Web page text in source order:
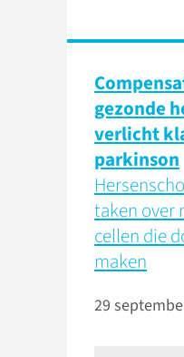
gezonde
verlicht
parkinson
taken over
cellen die
maken
29